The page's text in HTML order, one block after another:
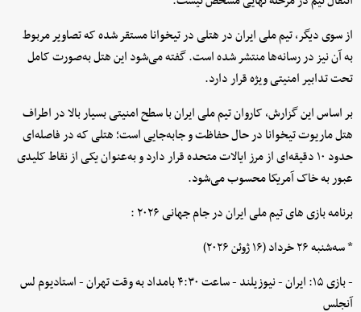
از سوی دیگر، تیم ملی ایران در هتلی در تیخوانا مستقر شده که تصاویر مربوط
به آن نیز در رسانه‌ها منتشر شده است. گفته می‌شود این هتل به‌صورت کامل
تحت تدابیر امنیتی ویژه قرار دارد.
بر اساس این گزارش، کاروان تیم ملی ایران با سطح امنیتی بسیار بالا در اطراف
هتل ماریوت تیخوانا در حال حفاظت و جابه‌جایی است؛ هتلی که در فاصله‌ای
حدود ۱۰ دقیقه‌ای از مرز ایالات متحده قرار دارد و به‌عنوان یکی از نقاط کلیدی
عبور به خاک آمریکا محسوب می‌شود.
برنامه بازی های تیم ملی ایران در جام جهانی ۲۰۲۶ :
* سه‌شنبه ۲۶ خرداد (۱۶ ژوئن ۲۰۲۶)
- بازی ۱۵: ایران - نیوزیلند - ساعت ۴:۳۰ بامداد به وقت تهران - استادیوم لس
آنجلس